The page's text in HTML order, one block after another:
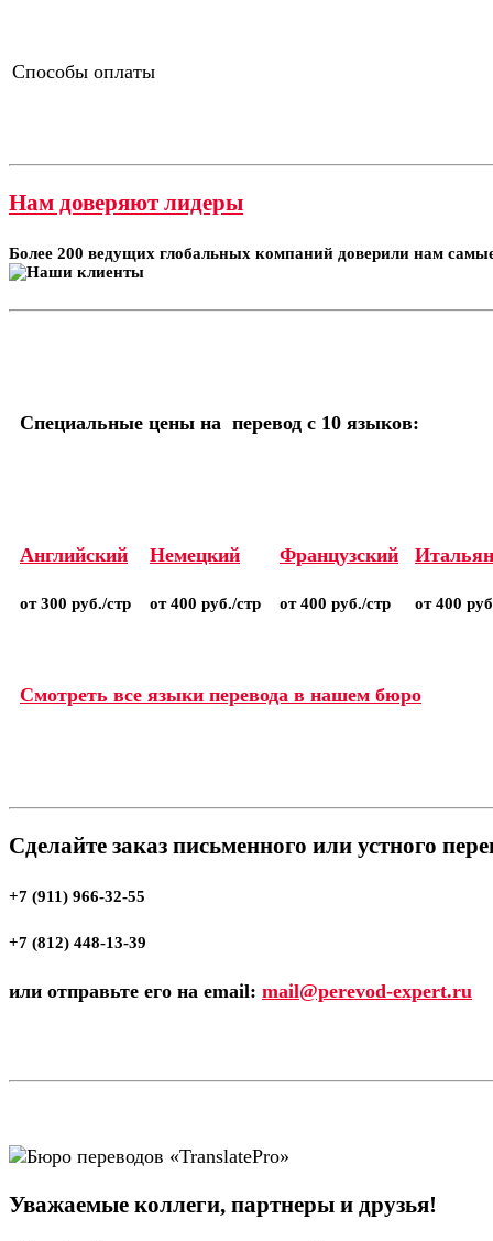
Способы оплаты
Нам доверяют лидеры
Более 200 ведущих глобальных компаний доверили нам
Специальные цены на перевод с 10 языков:
Английский
от 300 руб./стр
Немецкий
от 400 руб./стр
Французский
от 400 руб./стр от 400
Смотреть все языки перевода в нашем бюро
Сделайте заказ письменного или устного
+7 (911) 966-32-55
+7 (812) 448-13-39
или отправьте его на email: mail@perevod-expert.ru
Уважаемые коллеги, партнеры и друзья!